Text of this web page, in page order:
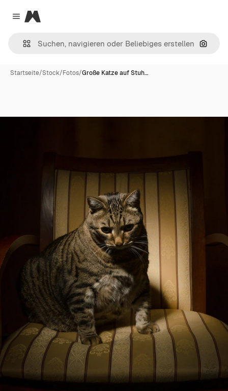
Close menu
Magnific
Nach
Startseite/Stock/Fotos/Große Katze auf Stuh…